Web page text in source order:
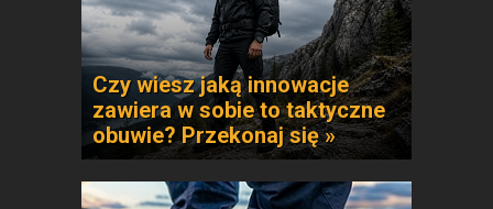
Czy wiesz jaką innowacje
zawiera w sobie to taktyczne
obuwie? Przekonaj się »